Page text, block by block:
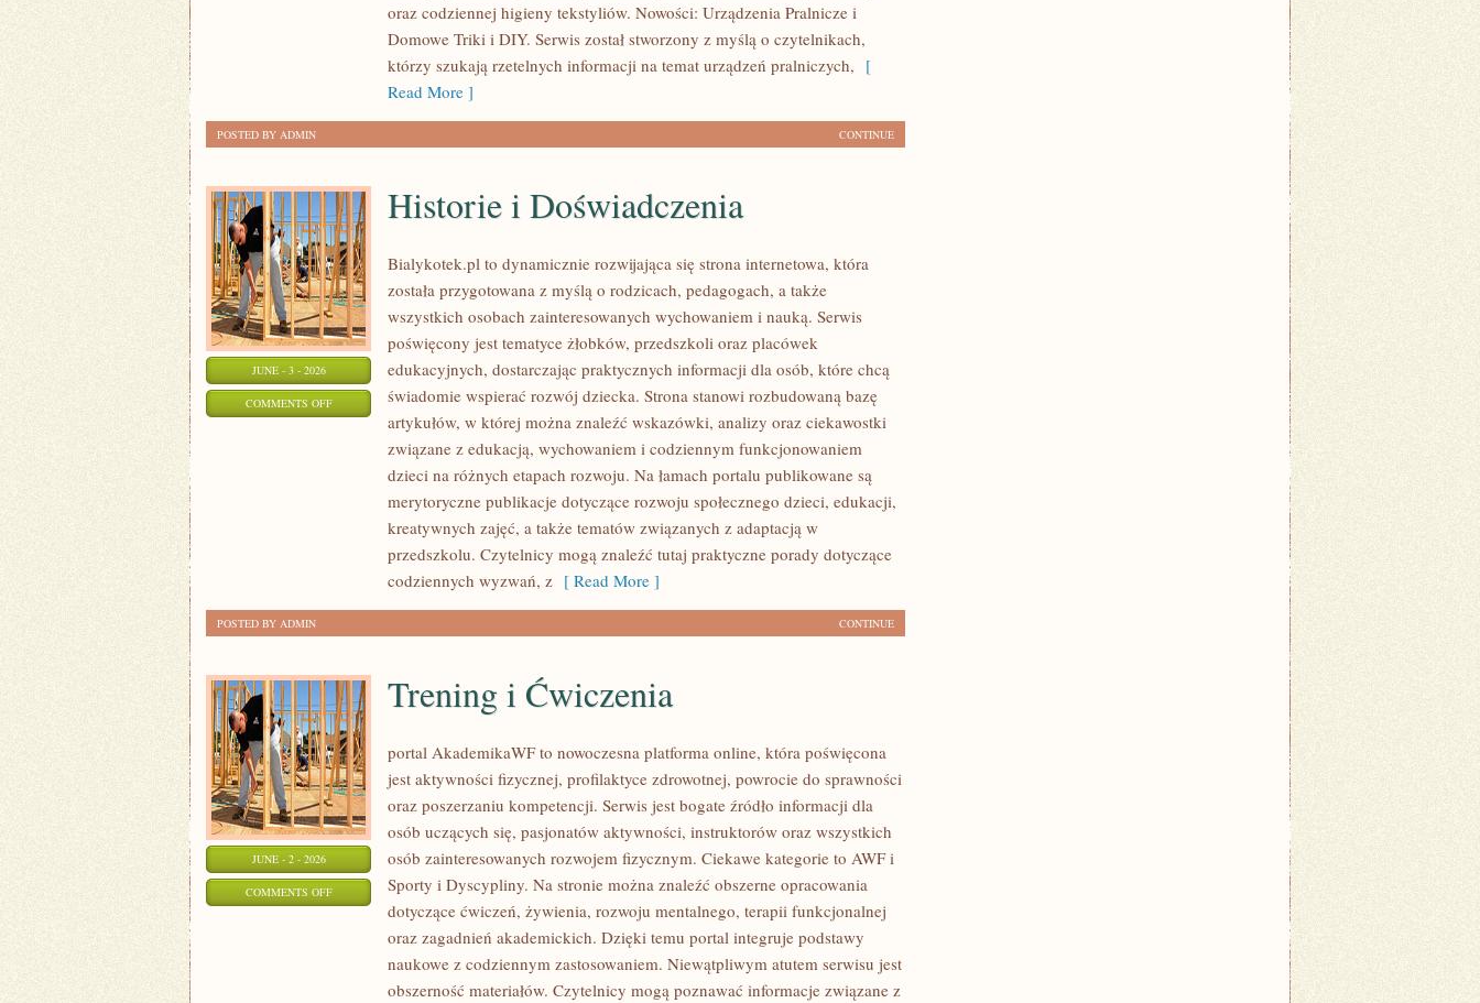
oraz codziennej higieny tekstyliów. Nowości: Urządzenia Pralnicze i
Domowe Triki i DIY. Serwis został stworzony z myślą o czytelnikach,
którzy szukają rzetelnych informacji na temat urządzeń pralniczych, [
Read More ]
CONTINUE
POSTED BY ADMIN
JUNE - 3 - 2026
COMMENTS OFFON
DOŚWIADCZENIA
Historie i Doświadczenia
Bialykotek.pl to dynamicznie rozwijająca się strona internetowa, która
została przygotowana z myślą o rodzicach, pedagogach, a także
wszystkich osobach zainteresowanych wychowaniem i nauką. Serwis
poświęcony jest tematyce żłobków, przedszkoli oraz placówek
edukacyjnych, dostarczając praktycznych informacji dla osób, które chcą
świadomie wspierać rozwój dziecka. Strona stanowi rozbudowaną bazę
artykułów, w której można znaleźć wskazówki, analizy oraz ciekawostki
związane z edukacją, wychowaniem i codziennym funkcjonowaniem
dzieci na różnych etapach rozwoju. Na łamach portalu publikowane są
merytoryczne publikacje dotyczące rozwoju społecznego dzieci, edukacji,
kreatywnych zajęć, a także tematów związanych z adaptacją w
przedszkolu. Czytelnicy mogą znaleźć tutaj praktyczne porady dotyczące
codziennych wyzwań, z [ Read More ]
CONTINUE
POSTED BY ADMIN
JUNE - 2 - 2026
COMMENTS OFFON
ĆWICZENIA
Trening i Ćwiczenia
portal AkademikaWF to nowoczesna platforma online, która poświęcona
jest aktywności fizycznej, profilaktyce zdrowotnej, powrocie do sprawności
oraz poszerzaniu kompetencji. Serwis jest bogate źródło informacji dla
osób uczących się, pasjonatów aktywności, instruktorów oraz wszystkich
osób zainteresowanych rozwojem fizycznym. Ciekawe kategorie to AWF i
Sporty i Dyscypliny. Na stronie można znaleźć obszerne opracowania
dotyczące ćwiczeń, żywienia, rozwoju mentalnego, terapii funkcjonalnej
oraz zagadnień akademickich. Dzięki temu portal integruje podstawy
naukowe z codziennym zastosowaniem. Niewątpliwym atutem serwisu jest
obszerność materiałów. Czytelnicy mogą poznawać informacje związane z